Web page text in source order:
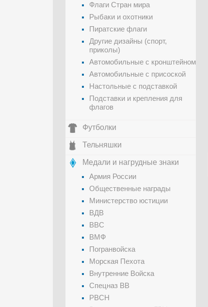
Флаги Стран мира
Рыбаки и охотники
Пиратские флаги
Другие дизайны (спорт,
приколы)
Автомобильные с кронштейном
Автомобильные с присоской
Настольные с подставкой
Подставки и крепления для
флагов
Футболки
Тельняшки
Медали и нагрудные знаки
Армия России
Общественные награды
Министерство юстиции
ВДВ
ВВС
ВМФ
Погранвойска
Морская Пехота
Внутренние Войска
Спецназ ВВ
РВСН